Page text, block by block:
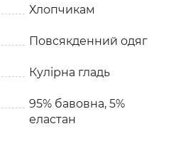
Хлопчикам
Повсякденний одяг
Кулірна гладь
95% бавовна, 5%
еластан